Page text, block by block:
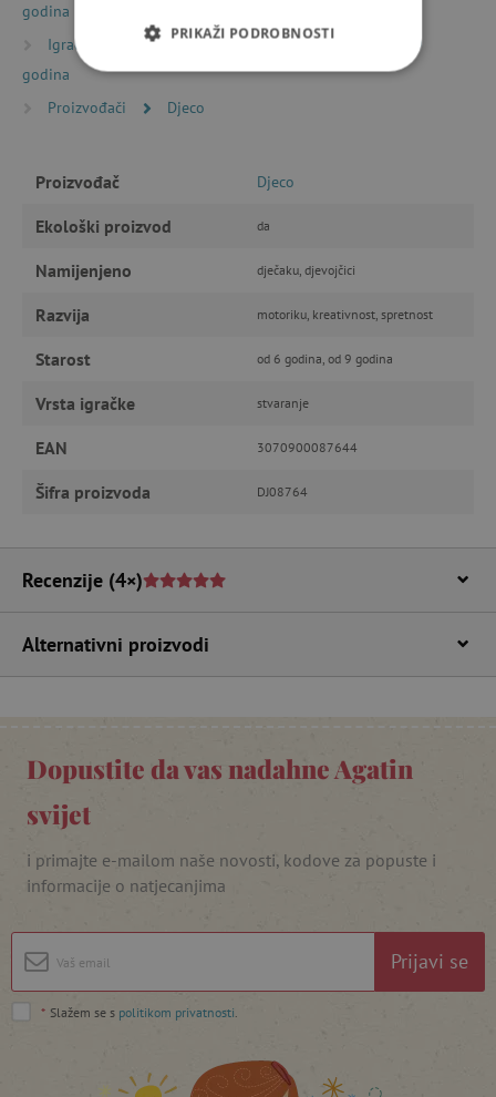
godina
Igračke prema starosti
Igre i igračke za djecu od 9
godina
Proizvođači
Djeco
Proizvođač Djeco
Ekološki proizvod da
Namijenjeno dječaku, djevojčici
Razvija motoriku, kreativnost, spretnost
Starost od 6 godina, od 9 godina
Vrsta igračke stvaranje
EAN 3070900087644
Šifra proizvoda DJ08764
Recenzije (4×)
Alternativni proizvodi
Dopustite da vas nadahne Agatin
svijet
i primajte e-mailom naše novosti, kodove za popuste i
informacije o natjecanjima
Prijavi se
* Slažem se s politikom privatnosti.
PRIKAŽI PODROBNOSTI
NUŽNO POTREBNI KOLAČIĆI
FUNKCIONALNOST
Funkcionalnost
Nužno potrebni kolačići omogućavaju osnovnu
npr. upis korisnika na stranici te uređivanje
računa. Internetsku stranicu ne možete
Ime
www.agatinsvijet.hr